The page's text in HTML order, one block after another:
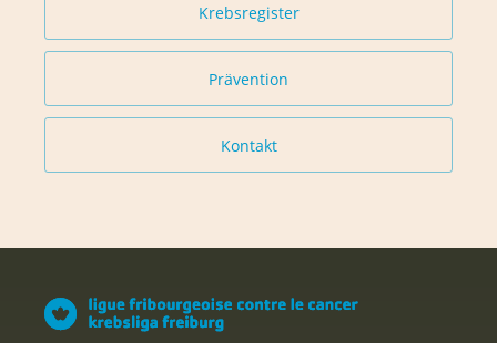
Krebsregister
Prävention
Kontakt